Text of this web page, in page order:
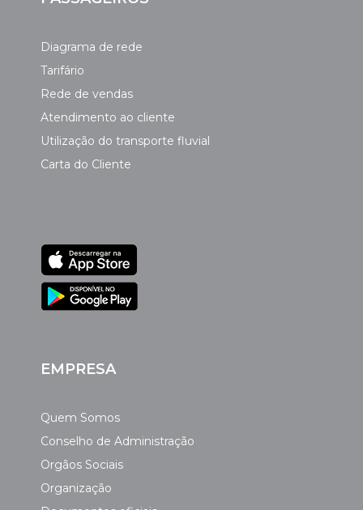
Diagrama de rede
Tarifário
Rede de vendas
Atendimento ao cliente
Utilização do transporte fluvial
Carta do Cliente
EMPRESA
Quem Somos
Conselho de Administração
Orgãos Sociais
Organização